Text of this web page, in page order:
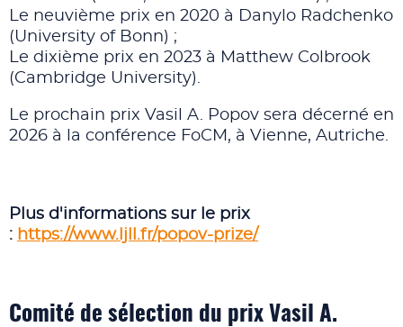
Le neuvième prix en 2020 à Danylo Radchenko
(University of Bonn) ;
Le dixième prix en 2023 à Matthew Colbrook
(Cambridge University).
Le prochain prix Vasil A. Popov sera décerné en
2026 à la conférence FoCM, à Vienne, Autriche.
Plus d'informations sur le prix
: https://www.ljll.fr/popov-prize/
Comité de sélection du prix Vasil A.